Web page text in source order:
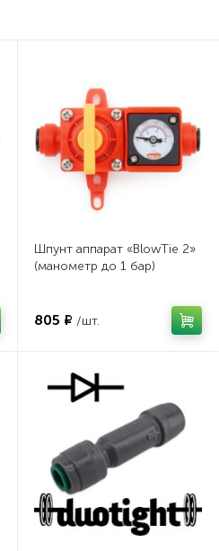
Шпунт аппарат «BlowTie 2»
(манометр до 1 бар)
805 ₽ /шт.